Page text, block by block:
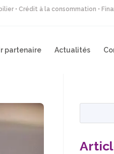
• Crédit à la consommation •
partenaire Actualités